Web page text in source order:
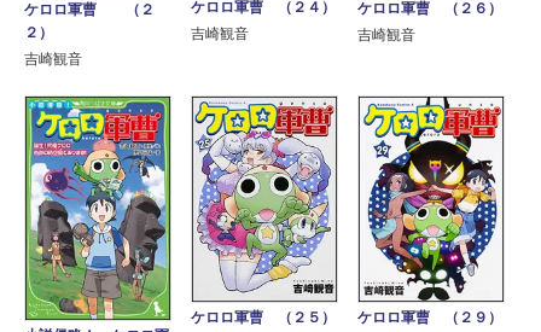
ケロロ軍曹 （２
２）
吉崎観音
ケロロ軍曹 （２４）
吉崎観音
ケロロ軍曹 （２６）
吉崎観音
ケロロ軍曹 （２５）
ケロロ軍曹 （２９）